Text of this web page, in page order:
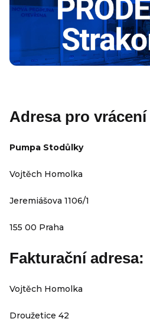
Adresa pro
Pumpa Stodůlky
Vojtěch Homolka
Jeremiášova 1106/1
155 00 Praha
Fakturační adresa:
Vojtěch Homolka
Droužetice 42